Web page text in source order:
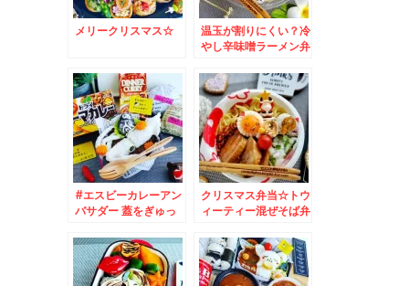
メリークリスマス☆
温玉が割りにくい？冷
やし辛味噌ラーメン弁
#エスビーカレーアン
バサダー 蓋をぎゅっ
カレー ( ´艸｀)
クリスマス弁当☆トウ
ィーティー混ぜそば弁
先＾＾♪